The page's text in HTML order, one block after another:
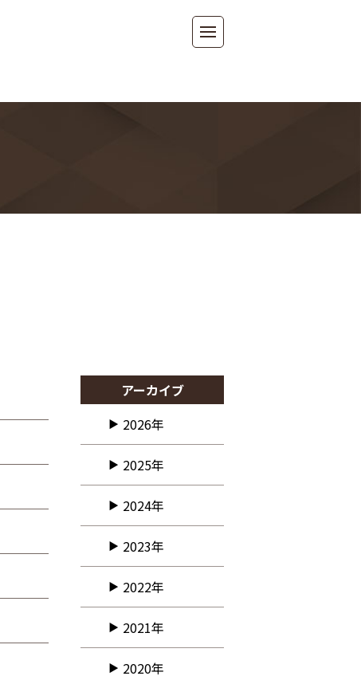
themes/m-square/archive.php
アーカイブ
2026年
2025年
2024年
2023年
2022年
2021年
2020年